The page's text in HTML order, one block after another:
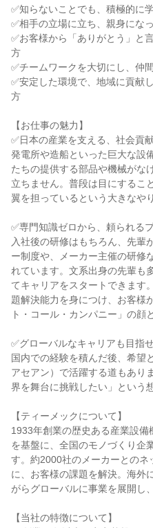
✅知らないことでも、積極的に
✅相手の立場に立ち、親身にな
✅お客様から「ありがとう」と
方
✅チームワークを大切にし、仲
✅安定した環境で、地域に貢献
方
【お仕事の魅力】
✅日本の産業を支える、社会貢
発電所や造船といった巨大な設
たちの提供する部品や機械がな
立ちません。普段は目にするこ
翼を担っているという大きなや
✅専門知識ゼロから、頼られる
入社後の研修はもちろん、先輩
ー制度や、メーカー主催の研修
れています。文系出身の先輩も
てキャリアをスタートできます
題解決能力を身につけ、お客様
ト・コール・カンパニー」の顔
✅グローバルなキャリアも目指
国内での経験を積んだ後、希望
アセアン）で活躍する道もあり
界を舞台に挑戦したい」という
【ティーメックについて】
1933年創業の歴史ある産業設
を基盤に、全国のモノづくり企
す。約2000社のメーカーとの
に、お客様の課題を解決。海外
がらグローバルに事業を展開し
【当社の特徴について】